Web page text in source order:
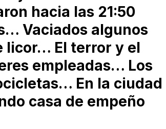
hacia las 21:50
Vaciados algunos
licor… El terror y el
empleadas… Los
En la ciudad
casa de empeño